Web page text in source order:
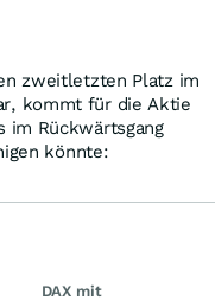
zweitletzten Platz im
kommt für die Aktie
im Rückwärtsgang
könnte:
DAX mit